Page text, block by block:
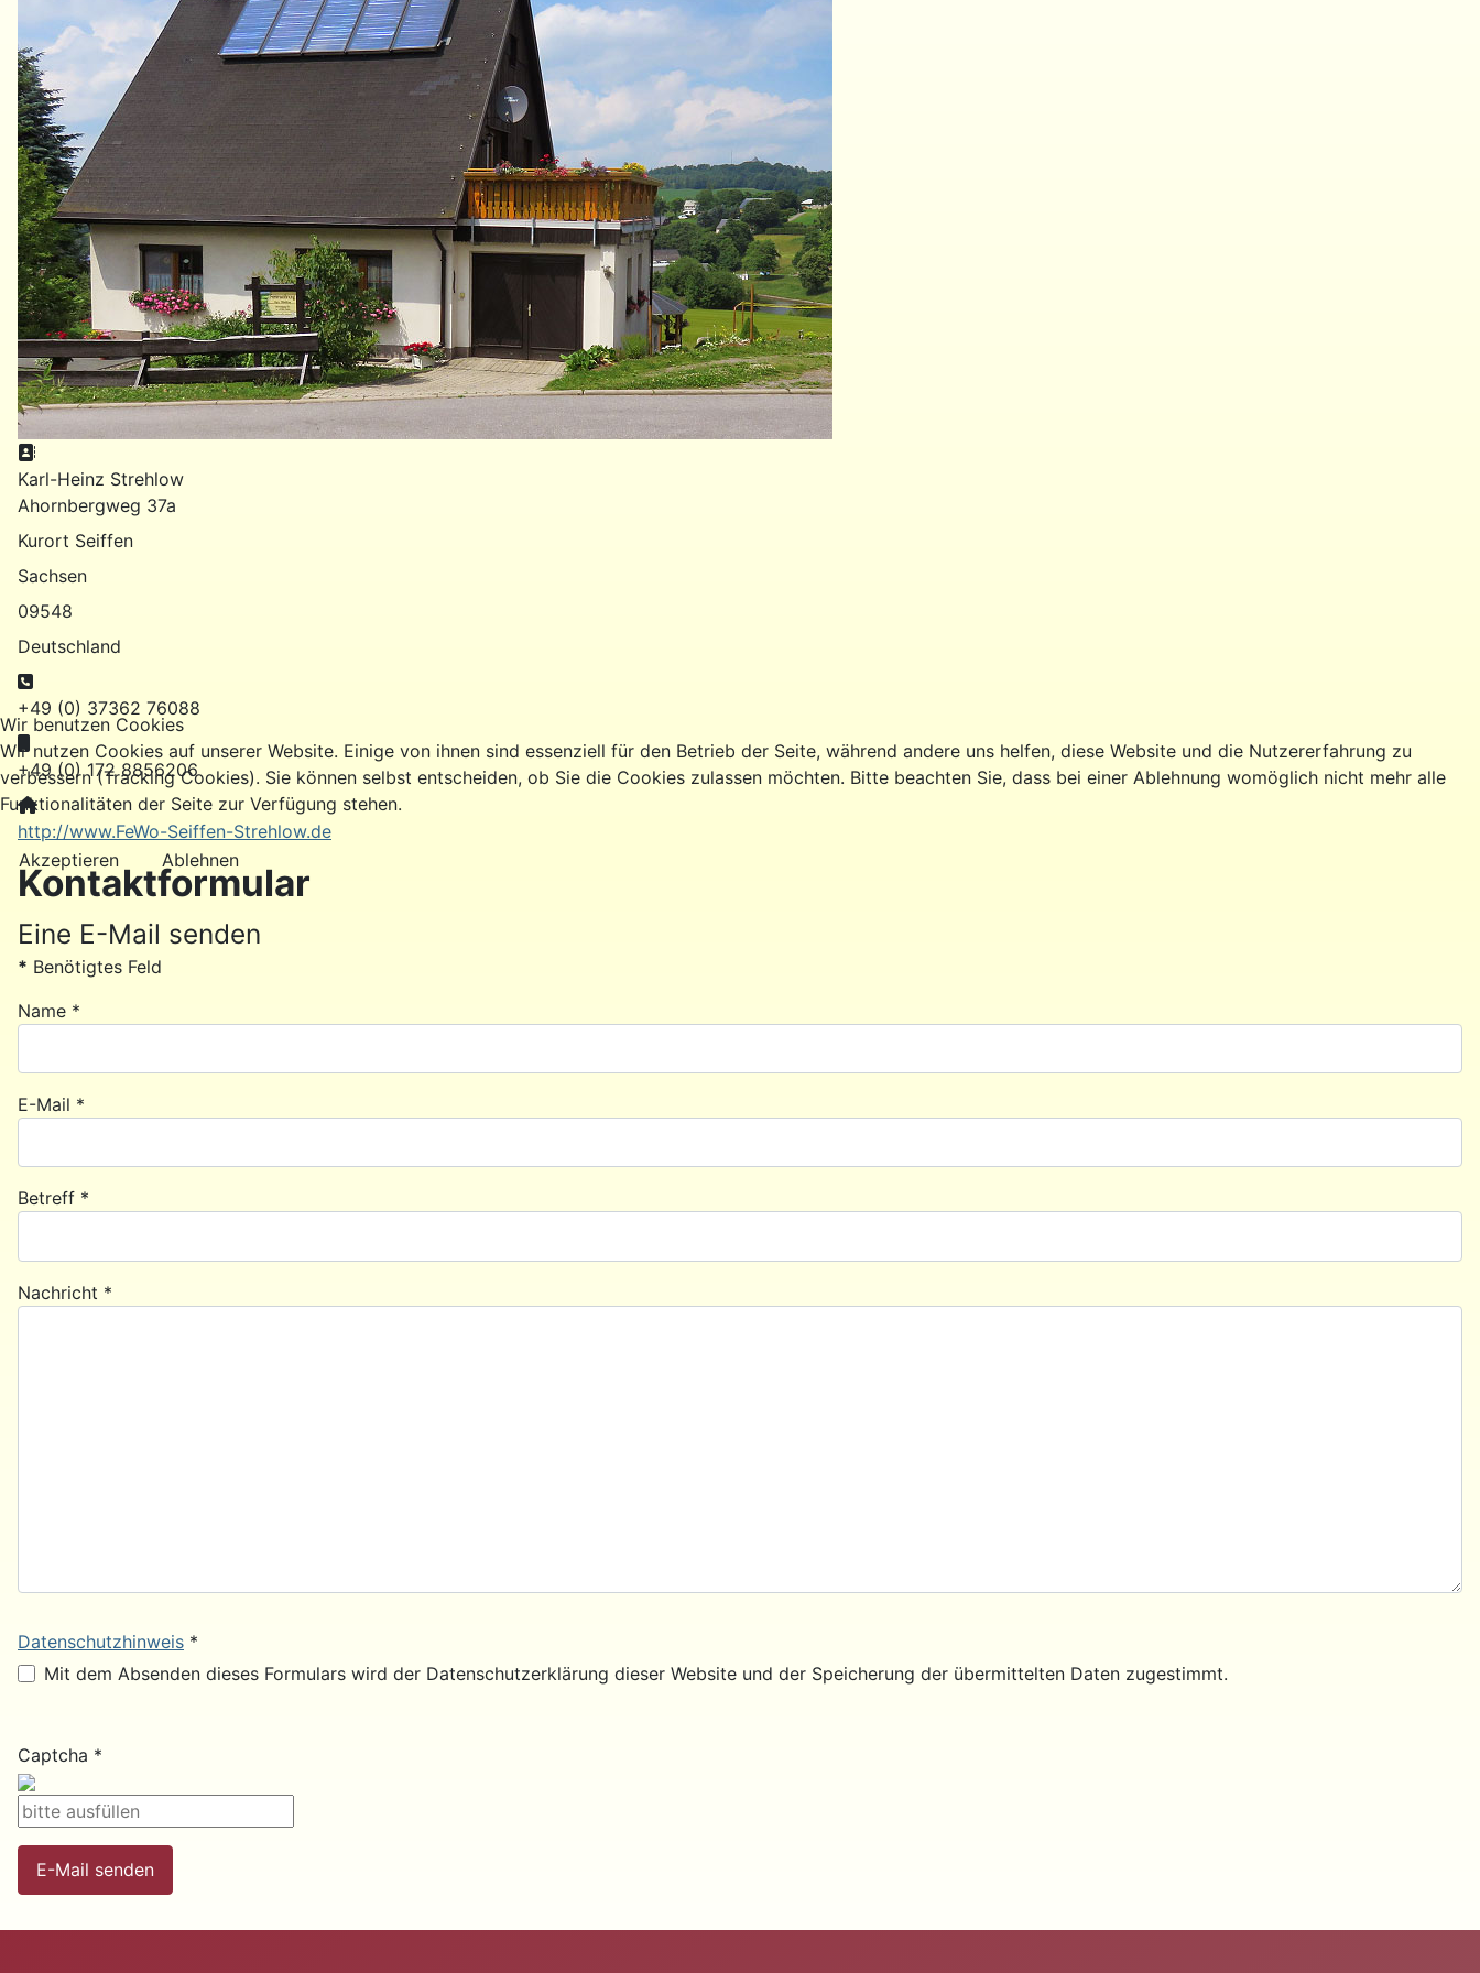
Adresse:
Karl-Heinz Strehlow
Ahornbergweg 37a
Kurort Seiffen
Sachsen
09548
Deutschland
Telefon:
+49 (0) 37362 76088
Mobil:
+49 (0) 172 8856206
Website:
http://www.FeWo-Seiffen-Strehlow.de
Kontaktformular
Eine E-Mail senden
* Benötigtes Feld
Name *
E-Mail *
Betreff *
Nachricht *
Datenschutzhinweis *
Datenschutzhinweis
Mit dem Absenden dieses Formulars wird der Datenschutzerklärung dieser Website und der Speicherung der übermittelten Daten zugestimmt.
Captcha *
E-Mail senden
Wir benutzen Cookies
Wir nutzen Cookies auf unserer Website. Einige von ihnen sind essenziell für den Betrieb der Seite, während andere uns helfen, diese Website und die Nutzererfahrung zu
verbessern (Tracking Cookies). Sie können selbst entscheiden, ob Sie die Cookies zulassen möchten. Bitte beachten Sie, dass bei einer Ablehnung womöglich nicht mehr alle
Funktionalitäten der Seite zur Verfügung stehen.
Akzeptieren Ablehnen